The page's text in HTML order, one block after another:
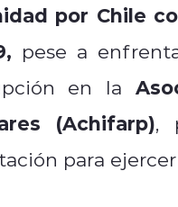
por Chile
pese a
en la
(Achifarp),
para